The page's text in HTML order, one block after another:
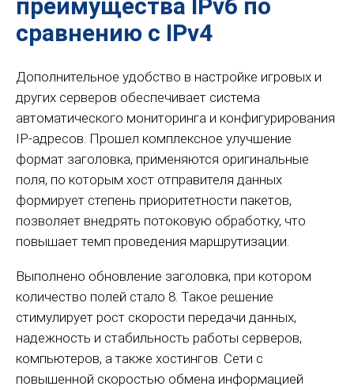
преимущества IPv6 по
сравнению с IPv4
Дополнительное удобство в настройке игровых и
других серверов обеспечивает система
автоматического мониторинга и конфигурирования
IP-адресов. Прошел комплексное улучшение
формат заголовка, применяются оригинальные
поля, по которым хост отправителя данных
формирует степень приоритетности пакетов,
позволяет внедрять потоковую обработку, что
повышает темп проведения маршрутизации.
Выполнено обновление заголовка, при котором
количество полей стало 8. Такое решение
стимулирует рост скорости передачи данных,
надежность и стабильность работы серверов,
компьютеров, а также хостингов. Сети с
повышенной скоростью обмена информацией